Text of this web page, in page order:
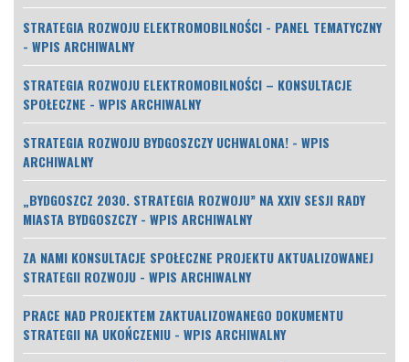
STRATEGIA ROZWOJU ELEKTROMOBILNOŚCI - PANEL TEMATYCZNY
- WPIS ARCHIWALNY
STRATEGIA ROZWOJU ELEKTROMOBILNOŚCI – KONSULTACJE
SPOŁECZNE - WPIS ARCHIWALNY
STRATEGIA ROZWOJU BYDGOSZCZY UCHWALONA! - WPIS
ARCHIWALNY
„BYDGOSZCZ 2030. STRATEGIA ROZWOJU” NA XXIV SESJI RADY
MIASTA BYDGOSZCZY - WPIS ARCHIWALNY
ZA NAMI KONSULTACJE SPOŁECZNE PROJEKTU AKTUALIZOWANEJ
STRATEGII ROZWOJU - WPIS ARCHIWALNY
PRACE NAD PROJEKTEM ZAKTUALIZOWANEGO DOKUMENTU
STRATEGII NA UKOŃCZENIU - WPIS ARCHIWALNY